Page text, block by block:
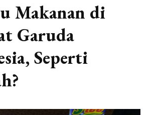
Makanan di
Garuda
Seperti